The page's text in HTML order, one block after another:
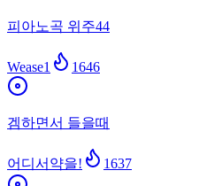
피아노곡 위주44
Wease1 1646
겜하면서 들을때
어디서약을! 1637